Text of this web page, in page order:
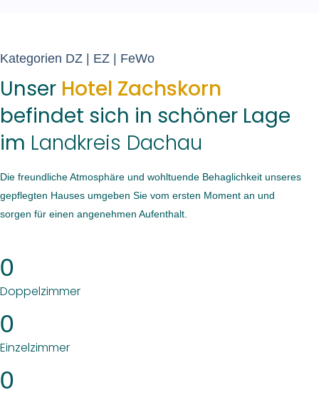
Kategorien DZ | EZ | FeWo
Unser Hotel Zachskorn
befindet sich in schöner Lage
im Landkreis Dachau
Die freundliche Atmosphäre und wohltuende Behaglichkeit unseres
gepflegten Hauses umgeben Sie vom ersten Moment an und
sorgen für einen angenehmen Aufenthalt.
0
Doppelzimmer
0
Einzelzimmer
0